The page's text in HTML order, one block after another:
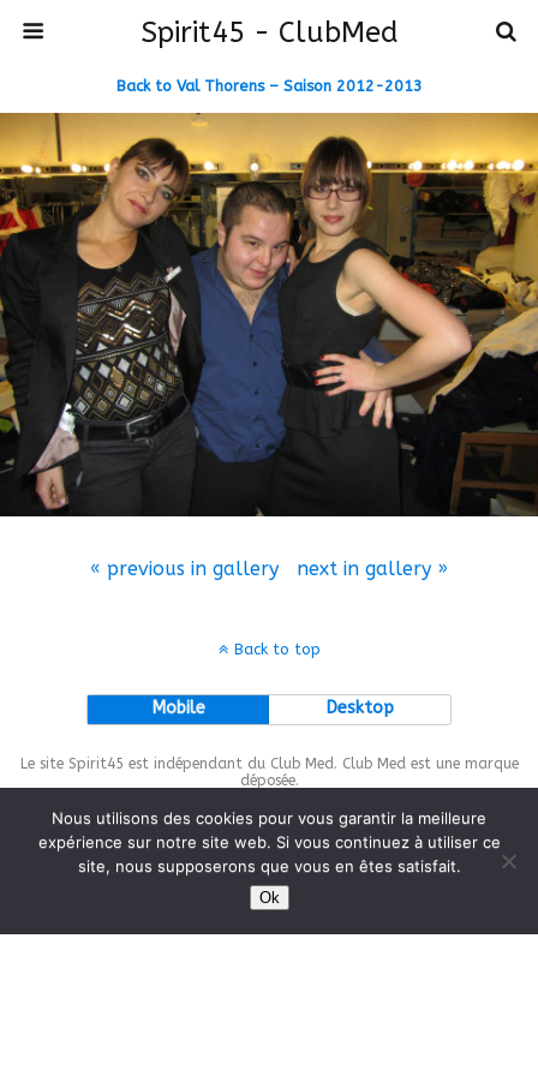
Spirit45 - ClubMed
Back to Val Thorens – Saison 2012-2013
« previous in gallery next in gallery »
Back to top
Mobile Desktop
Le site Spirit45 est indépendant du Club Med. Club Med est une marque
déposée.
This site is protected bywp-copyrightpro.com
Nous utilisons des cookies pour vous garantir la meilleure
expérience sur notre site web. Si vous continuez à utiliser ce
site, nous supposerons que vous en êtes satisfait.
Ok